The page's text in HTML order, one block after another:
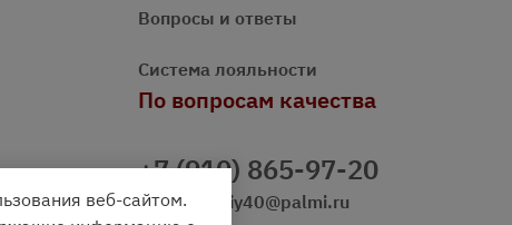
Вопросы и ответы
Система лояльности
По вопросам качества
+7 (910) 865-97-20
prazdnichniy40@palmi.ru
веб-сайтом.